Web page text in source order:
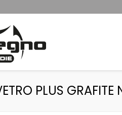
PLUS GRAFITE